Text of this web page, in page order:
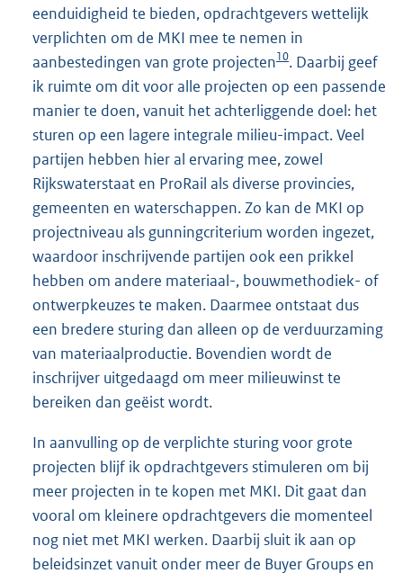
eenduidigheid te bieden, opdrachtgevers wettelijk
verplichten om de MKI mee te nemen in
aanbestedingen van grote projecten10. Daarbij geef
ik ruimte om dit voor alle projecten op een passende
manier te doen, vanuit het achterliggende doel: het
sturen op een lagere integrale milieu-impact. Veel
partijen hebben hier al ervaring mee, zowel
Rijkswaterstaat en ProRail als diverse provincies,
gemeenten en waterschappen. Zo kan de MKI op
projectniveau als gunningcriterium worden ingezet,
waardoor inschrijvende partijen ook een prikkel
hebben om andere materiaal-, bouwmethodiek- of
ontwerpkeuzes te maken. Daarmee ontstaat dus
een bredere sturing dan alleen op de verduurzaming
van materiaalproductie. Bovendien wordt de
inschrijver uitgedaagd om meer milieuwinst te
bereiken dan geëist wordt.
In aanvulling op de verplichte sturing voor grote
projecten blijf ik opdrachtgevers stimuleren om bij
meer projecten in te kopen met MKI. Dit gaat dan
vooral om kleinere opdrachtgevers die momenteel
nog niet met MKI werken. Daarbij sluit ik aan op
beleidsinzet vanuit onder meer de Buyer Groups en